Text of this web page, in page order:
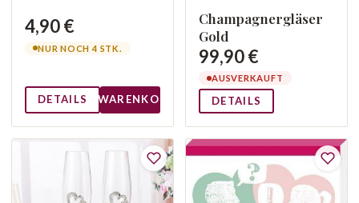
4,90 €
NUR NOCH 4 STK.
DETAILS WARENKORB
Champagnergläser
Gold
99,90 €
AUSVERKAUFT
DETAILS